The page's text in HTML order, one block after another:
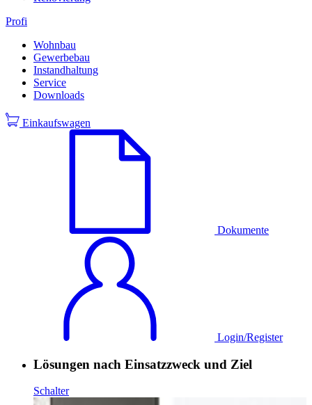
Profi
Wohnbau
Gewerbebau
Instandhaltung
Service
Downloads
Einkaufswagen
Dokumente
Login/Register
Lösungen nach Einsatzzweck und Ziel
Schalter